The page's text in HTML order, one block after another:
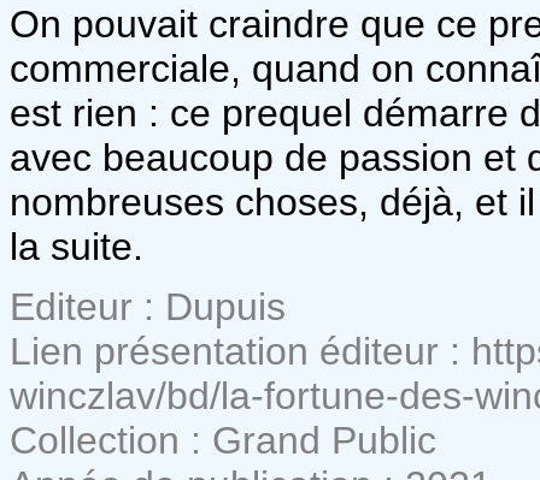
On pouvait craindre que ce
commerciale, quand on
est rien : ce prequel démarre
avec beaucoup de passion et
nombreuses choses, déjà, et
la suite.
Editeur : Dupuis
Lien présentation éditeur :
winczlav/bd/la-fortune-des-
Collection : Grand Public